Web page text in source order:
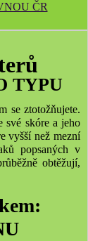
ČR
TYPU
se ztotožňujete.
své skóre a jeho
vyšší než mezní
popsaných v
obtěžují,